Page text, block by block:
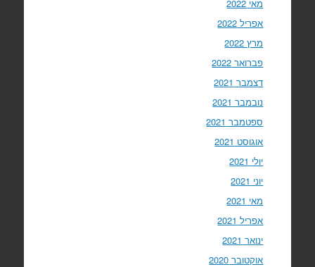
מאי 2022
אפריל 2022
מרץ 2022
פברואר 2022
דצמבר 2021
נובמבר 2021
ספטמבר 2021
אוגוסט 2021
יולי 2021
יוני 2021
מאי 2021
אפריל 2021
ינואר 2021
אוקטובר 2020